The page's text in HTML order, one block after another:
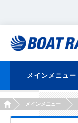
メインメニュー
HOMEメインメニュー